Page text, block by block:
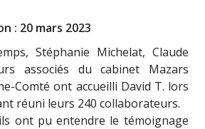
: 20 mars 2023
Stéphanie Michelat, Claude
associés du cabinet Mazars
Comté ont accueilli David T. lors
réuni leurs 240 collaborateurs.
ont pu entendre le témoignage